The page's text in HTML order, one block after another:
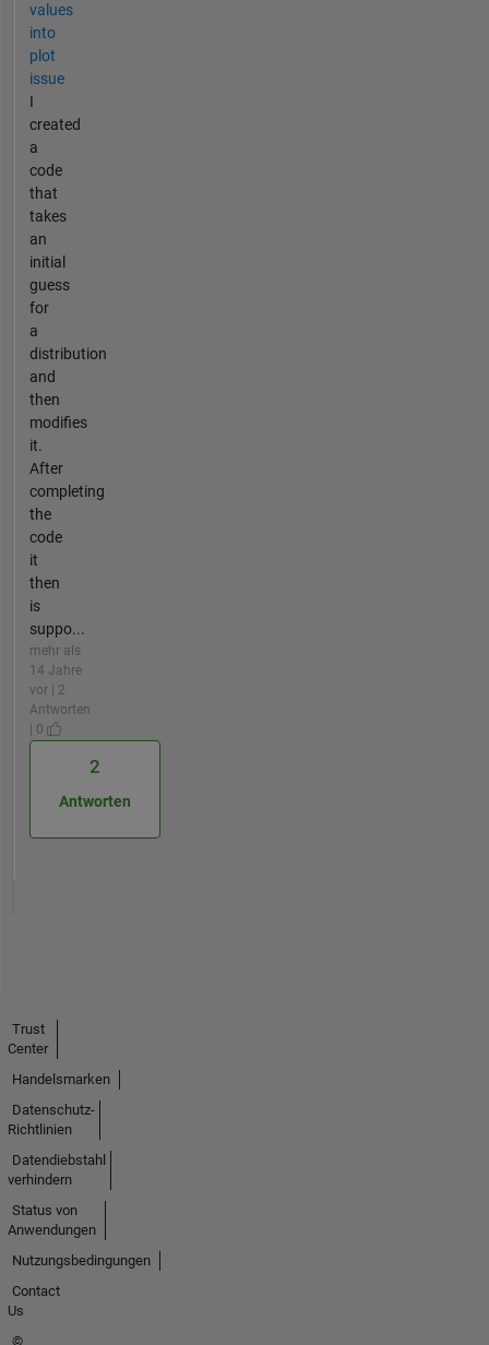
values
into
plot
issue
I
created
a
code
that
takes
an
initial
guess
for
a
distribution
and
then
modifies
it.
After
completing
the
code
it
then
is
suppo...
mehr als
14 Jahre
vor | 2
Antworten
| 0
2
Antworten
Trust
Center
Handelsmarken
Datenschutz-
Richtlinien
Datendiebstahl
verhindern
Status von
Anwendungen
Nutzungsbedingungen
Contact
Us
©